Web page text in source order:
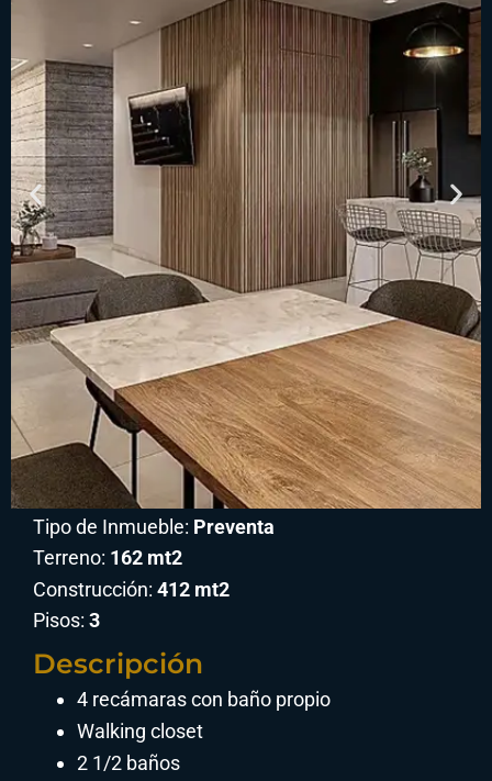
Tipo de Inmueble: Preventa
Terreno: 162 mt2
Construcción: 412 mt2
Pisos: 3
Descripción
4 recámaras con baño propio
Walking closet
2 1/2 baños